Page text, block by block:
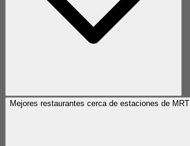
Mejores restaurantes cerca de estaciones de MRT